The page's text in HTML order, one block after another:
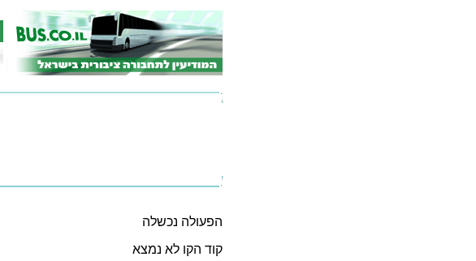
הפעולה נכשלה
קוד הקו לא נמצא